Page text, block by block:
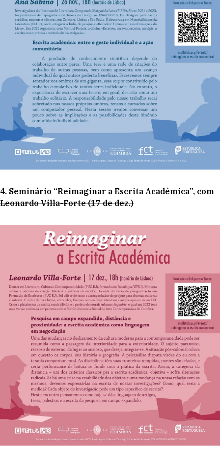
4. Seminário “Reimaginar a Escrita Académica”, com
Leonardo Villa-Forte (17 de dez.)